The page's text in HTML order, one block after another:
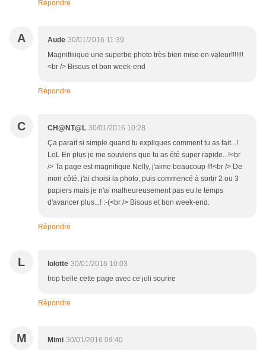
Répondre
A Aude 30/01/2016 11:39
Magnifiiiique une superbe photo très bien mise en valeur!!!!!!!
<br /> Bisous et bon week-end
Répondre
C CH@NT@L 30/01/2016 10:28
Ça parait si simple quand tu expliques comment tu as fait...!
LoL En plus je me souviens que tu as été super rapide...!<br
/> Ta page est magnifique Nelly, j'aime beaucoup !!!<br /> De
mon côté, j'ai choisi la photo, puis commencé à sortir 2 ou 3
papiers mais je n'ai malheureusement pas eu le temps
d'avancer plus...! :-(<br /> Bisous et bon week-end.
Répondre
L lolotte 30/01/2016 10:03
trop belle cette page avec ce joli sourire
Répondre
M Mimi 30/01/2016 09:40